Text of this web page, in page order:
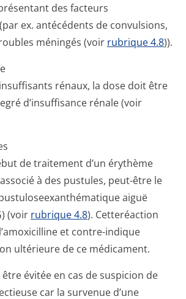
des facteurs
ex. antécédents de convulsions,
méningés (voir rubrique 4.8)).
rénaux, la dose doit être
d’insuffisance rénale (voir
de traitement d’un érythème
à des pustules, peut-être le
aiguë
(voir rubrique 4.8). Cetteréaction
et contre-indique
ultérieure de ce médicament.
être évitée en cas de suspicion de
car la survenue d’une